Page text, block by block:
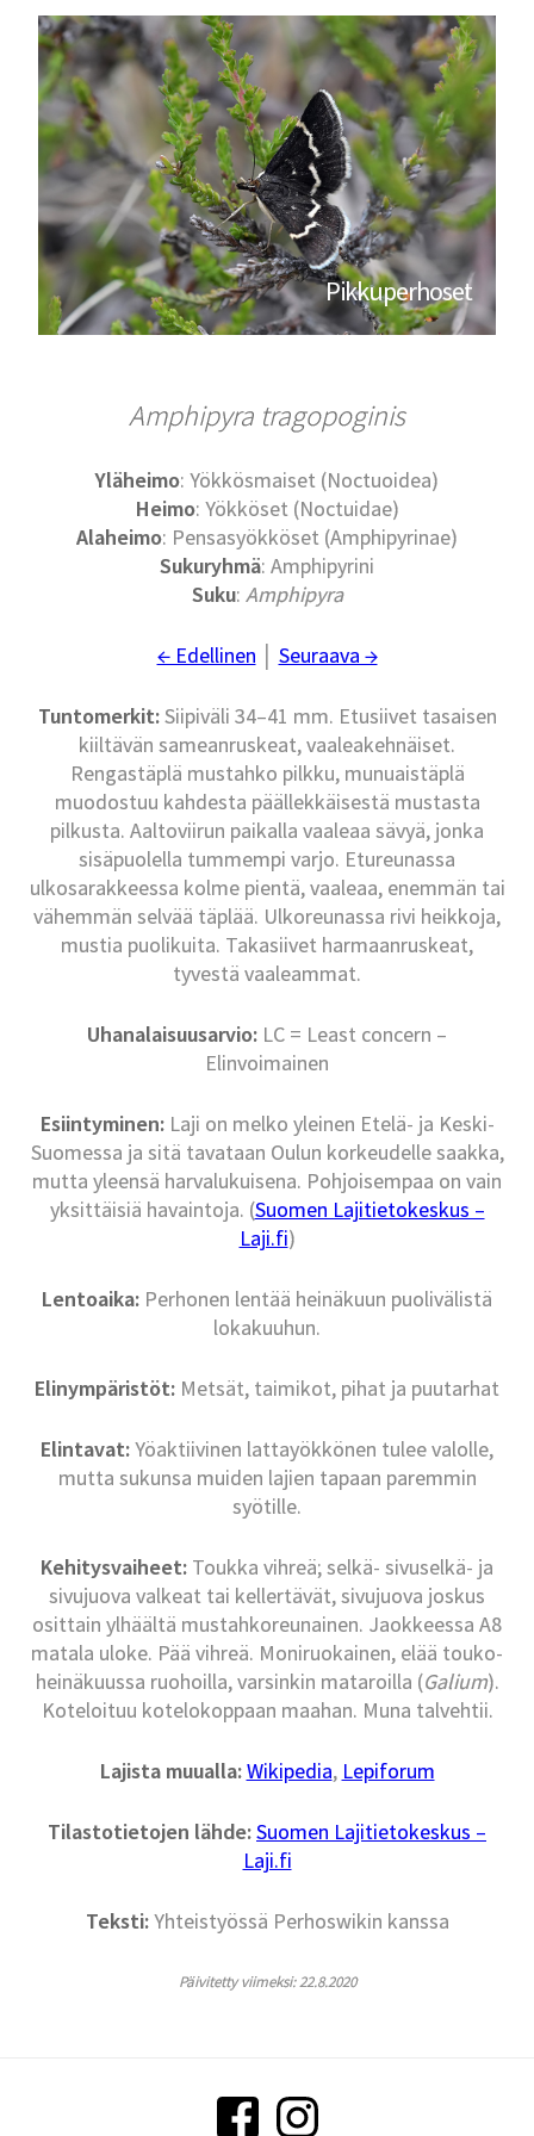
Pikkuperhoset
Amphipyra tragopoginis
Yläheimo: Yökkösmaiset (Noctuoidea)
Heimo: Yökköset (Noctuidae)
Alaheimo: Pensasyökköset (Amphipyrinae)
Sukuryhmä: Amphipyrini
Suku: Amphipyra
← Edellinen Seuraava →
Tuntomerkit:Siipiväli 34–41 mm. Etusiivet tasaisen
kiiltävän sameanruskeat, vaaleakehnäiset.
Rengastäplä mustahko pilkku, munuaistäplä
muodostuu kahdesta päällekkäisestä mustasta
pilkusta. Aaltoviirun paikalla vaaleaa sävyä, jonka
sisäpuolella tummempi varjo. Etureunassa
ulkosarakkeessa kolme pientä, vaaleaa, enemmän tai
vähemmän selvää täplää. Ulkoreunassa rivi heikkoja,
mustia puolikuita. Takasiivet harmaanruskeat,
tyvestä vaaleammat.
Uhanalaisuusarvio: LC = Least concern –
Elinvoimainen
Esiintyminen:Laji on melko yleinen Etelä- ja Keski-
Suomessa ja sitä tavataan Oulun korkeudelle saakka,
mutta yleensä harvalukuisena. Pohjoisempaa on vain
yksittäisiä havaintoja. (Suomen Lajitietokeskus –
Laji.fi)
Lentoaika: Perhonen lentää heinäkuun puolivälistä
lokakuuhun.
Elinympäristöt: Metsät, taimikot, pihat ja puutarhat
Elintavat:Yöaktiivinen lattayökkönen tulee valolle,
mutta sukunsa muiden lajien tapaan paremmin
syötille.
Kehitysvaiheet: Toukka vihreä; selkä- sivuselkä- ja
sivujuova valkeat tai kellertävät, sivujuova joskus
osittain ylhäältä mustahkoreunainen. Jaokkeessa A8
matala uloke. Pää vihreä. Moniruokainen, elää touko-
heinäkuussa ruohoilla, varsinkin mataroilla (Galium).
Koteloituu kotelokoppaan maahan. Muna talvehtii.
Lajista muualla:Wikipedia, Lepiforum
Tilastotietojen lähde:Suomen Lajitietokeskus –
Laji.fi
Teksti:Yhteistyössä Perhoswikin kanssa
Päivitetty viimeksi: 22.8.2020